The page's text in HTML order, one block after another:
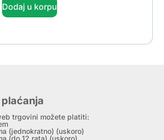
Dodaj u korpu
trgovini možete platiti:
(jednokratno) (uskoro)
(do 12 rata) (uskoro)